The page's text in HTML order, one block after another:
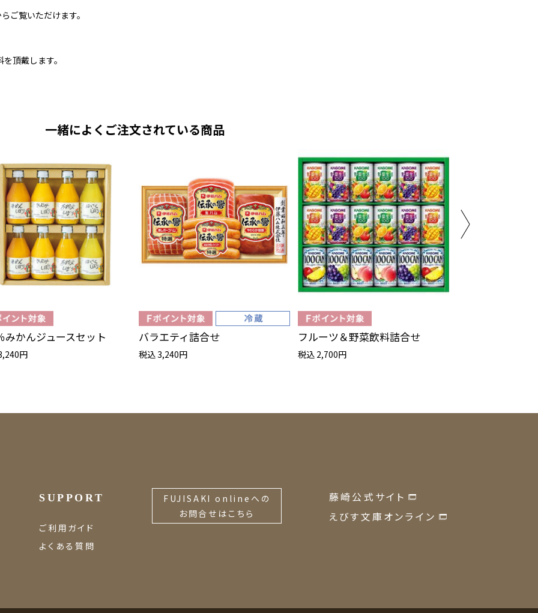
ご覧いただけます。
頂戴します。
一緒によくご注文されている商品
みかんジュースセット
円
バラエティ詰合せ
税込 3,240円
フルーツ＆野菜飲料詰合せ
税込 2,700円
SUPPORT
ご利用ガイド
よくある質問
FUJISAKI onlineへの
お問合せはこちら
藤崎公式サイト
えびす文庫オンライン